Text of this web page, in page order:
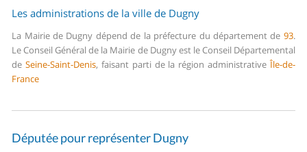
Les administrations de la ville de Dugny
La Mairie de Dugny dépend de la préfecture du département de 93.
Le Conseil Général de la Mairie de Dugny est le Conseil Départemental
deSeine-Saint-Denis, faisant parti de la région administrative Île-de-
France
Députée pour représenter Dugny